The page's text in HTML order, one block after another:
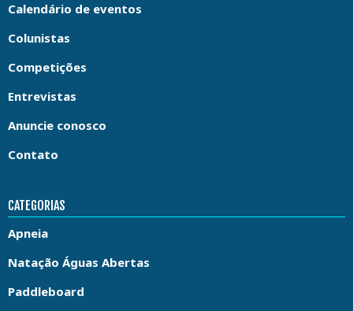
Calendário de eventos
Colunistas
Competições
Entrevistas
Anuncie conosco
Contato
CATEGORIAS
Apneia
Natação Águas Abertas
Paddleboard